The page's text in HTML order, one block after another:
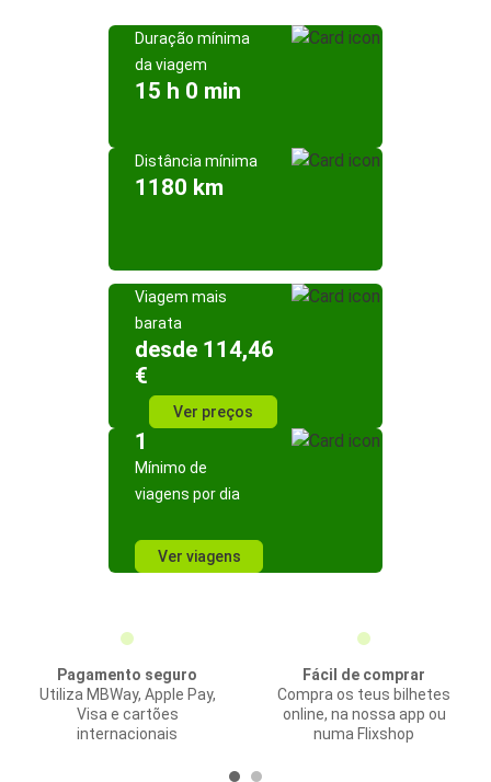
Duração mínima
da viagem
15 h 0 min
Distância mínima
1180 km
Viagem mais
barata
desde 114,46
€
Ver preços
1
Mínimo de
viagens por dia
Ver viagens
Pagamento seguro
Utiliza MBWay, Apple Pay,
Visa e cartões
internacionais
Fácil de comprar
Compra os teus bilhetes
online, na nossa app ou
numa Flixshop